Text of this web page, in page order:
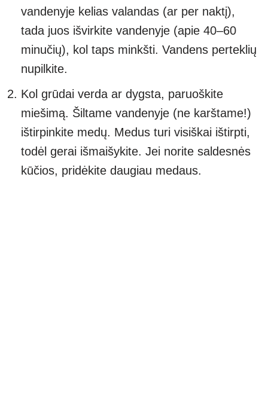
vandenyje kelias valandas (ar per naktį),
tada juos išvirkite vandenyje (apie 40–60
minučių), kol taps minkšti. Vandens perteklių
nupilkite.
Kol grūdai verda ar dygsta, paruoškite
miešimą. Šiltame vandenyje (ne karštame!)
ištirpinkite medų. Medus turi visiškai ištirpti,
todėl gerai išmaišykite. Jei norite saldesnės
kūčios, pridėkite daugiau medaus.